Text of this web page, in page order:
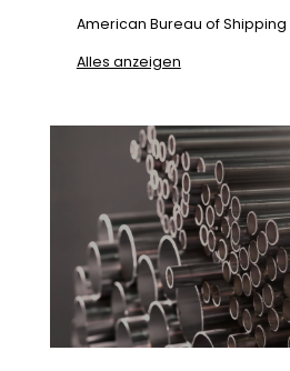
American Bureau of Shipping
Alles anzeigen